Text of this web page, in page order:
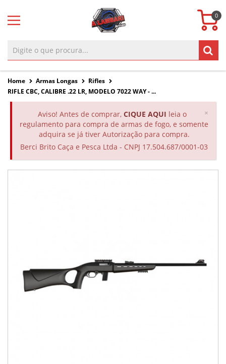
0
Home Armas Longas
Rifles
RIFLE CBC, CALIBRE .22 LR, MODELO 7022 WAY - ...
×
Aviso! Antes de comprar, CIQUE AQUI leia o
regulamento para compra de armas de fogo, e somente
adquira se já tiver Autorização para compra.
Berci Brito Caça e Pesca Ltda - CNPJ 17.504.687/0001-03